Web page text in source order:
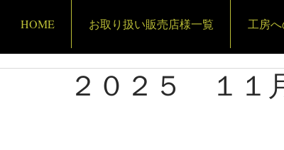
HOME お取り扱い販売店様一覧 工房
２０２５ １１月